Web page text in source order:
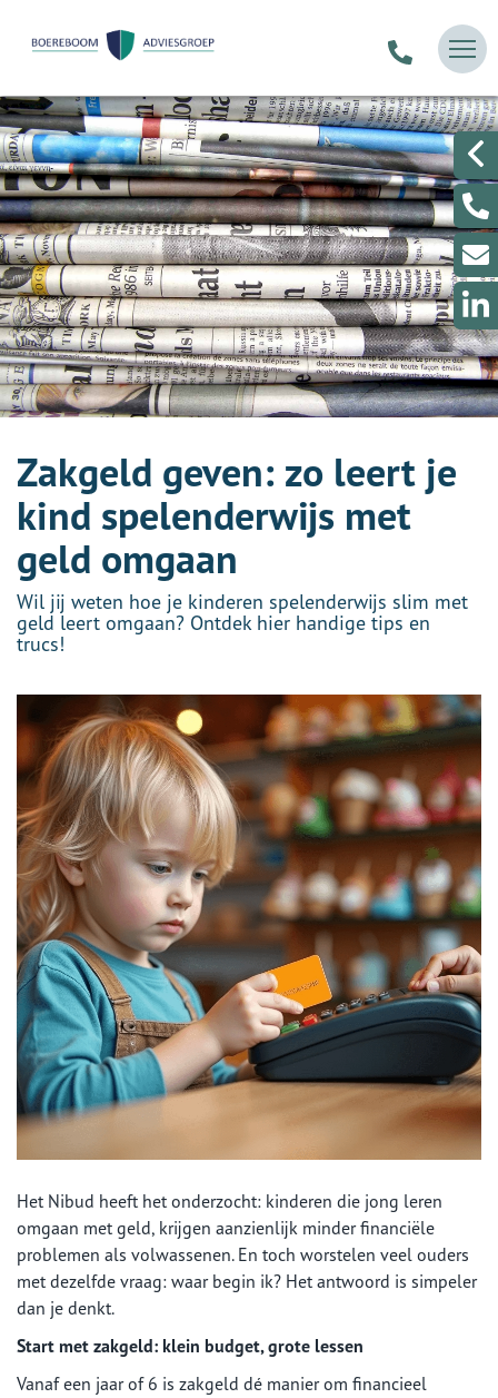
Zakgeld geven: zo leert je
kind spelenderwijs met
geld omgaan
Wil jij weten hoe je kinderen spelenderwijs slim met
geld leert omgaan? Ontdek hier handige tips en
trucs!
Het Nibud heeft het onderzocht: kinderen die jong leren
omgaan met geld, krijgen aanzienlijk minder financiële
problemen als volwassenen. En toch worstelen veel ouders
met dezelfde vraag: waar begin ik? Het antwoord is simpeler
dan je denkt.
Start met zakgeld: klein budget, grote lessen
Vanaf een jaar of 6 is zakgeld dé manier om financieel